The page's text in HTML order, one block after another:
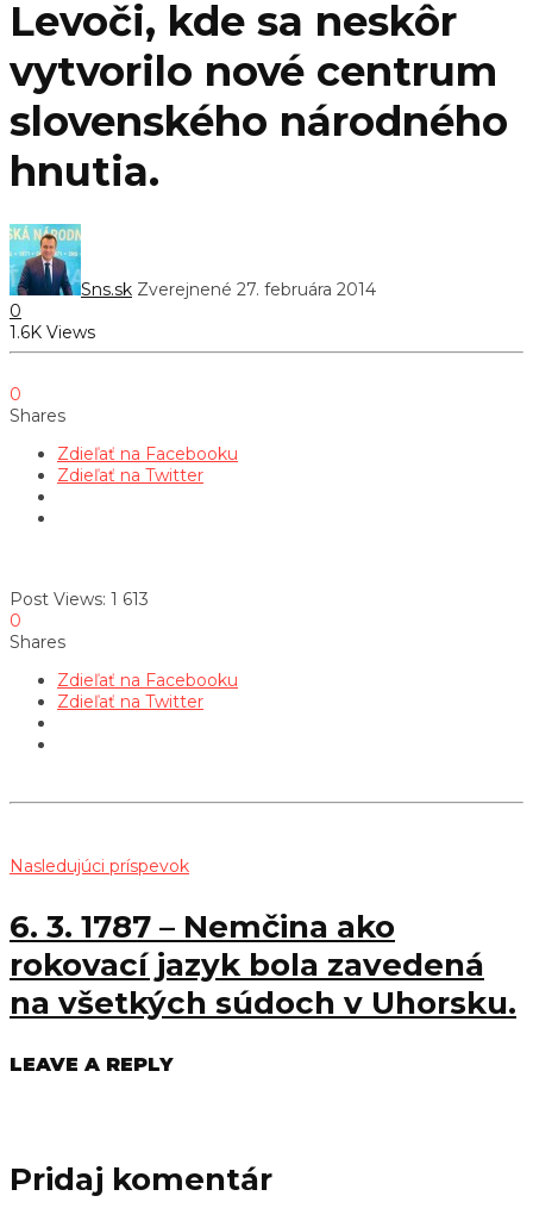
Levoči, kde sa neskôr
vytvorilo nové centrum
slovenského národného
hnutia.
Sns.sk Zverejnené 27. februára 2014
0
1.6K Views
0
Shares
Zdieľať na Facebooku
Zdieľať na Twitter
Post Views: 1 613
0
Shares
Zdieľať na Facebooku
Zdieľať na Twitter
Nasledujúci príspevok
6. 3. 1787 – Nemčina ako
rokovací jazyk bola zavedená
na všetkých súdoch v Uhorsku.
LEAVE A REPLY
Pridaj komentár